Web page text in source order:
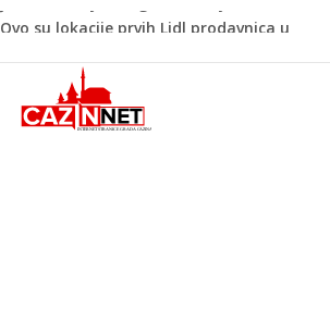
Na Ahiret preselio ŠUPUK (Refik) ŠEFIK
obilježavanja godišnjice: "Doživjela sam
poniženje na mjestu gdje se odaje
počast mom sinu"